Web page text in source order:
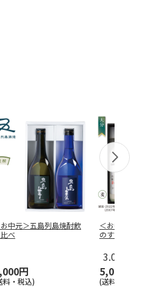
中元＞五島列島焼酎飲
べ
円
料・税込)
＜お中元＞
のすずめ
3.0
5,000円
(送料・税込)